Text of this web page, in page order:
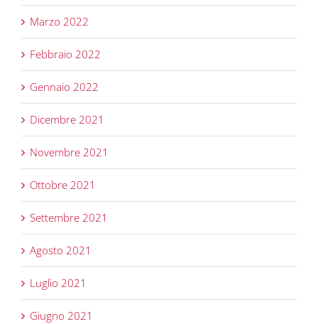
Marzo 2022
Febbraio 2022
Gennaio 2022
Dicembre 2021
Novembre 2021
Ottobre 2021
Settembre 2021
Agosto 2021
Luglio 2021
Giugno 2021